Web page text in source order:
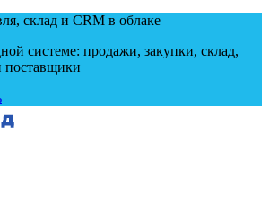
склад и CRM в облаке
системе: продажи, закупки, склад,